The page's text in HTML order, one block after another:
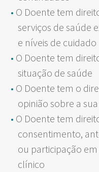
O Doente tem
serviços de saúde
e níveis de cuidado
O Doente tem
situação de saúde
O Doente tem o
opinião sobre a
O Doente tem
consentimento,
ou participação
clínico